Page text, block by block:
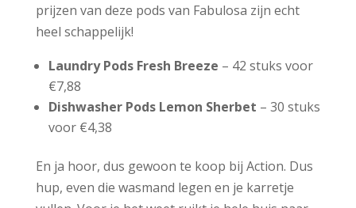
prijzen van deze pods van Fabulosa zijn echt
heel schappelijk!
Laundry Pods Fresh Breeze – 42 stuks voor
€7,88
Dishwasher Pods Lemon Sherbet – 30 stuks
voor €4,38
En ja hoor, dus gewoon te koop bij Action. Dus
hup, even die wasmand legen en je karretje